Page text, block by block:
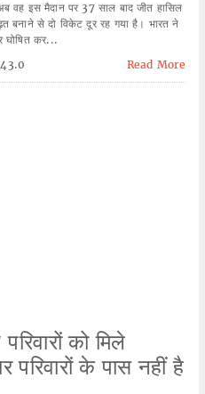
वह इस मैदान पर 37 साल बाद जीत हासिल
बनाने से दो विकेट दूर रह गया है। भारत ने
घोषित कर...
Read More
को मिले
के पास नहीं है